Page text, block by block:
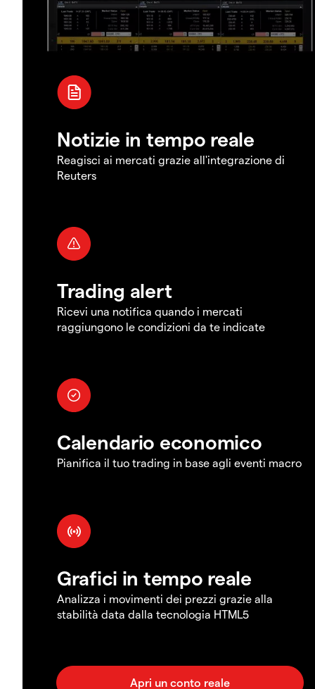
Notizie in tempo reale
Reagisci ai mercati grazie all'integrazione di
Reuters
Trading alert
Ricevi una notifica quando i mercati
raggiungono le condizioni da te indicate
Calendario economico
Pianifica il tuo trading in base agli eventi macro
Grafici in tempo reale
Analizza i movimenti dei prezzi grazie alla
stabilità data dalla tecnologia HTML5